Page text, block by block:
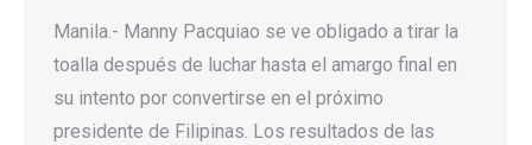
Manila.- Manny Pacquiao se ve obligado a tirar la
toalla después de luchar hasta el amargo final en
su intento por convertirse en el próximo
presidente de Filipinas. Los resultados de las